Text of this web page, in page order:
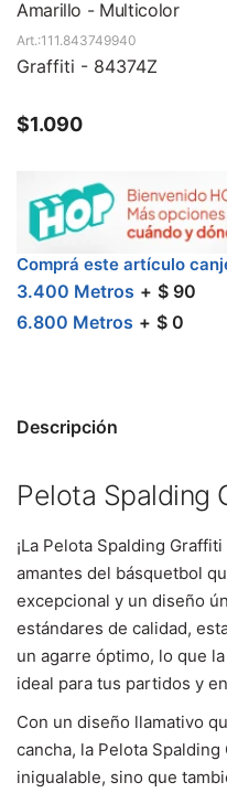
Amarillo - Multicolor
111.843749940
Graffiti - 84374Z
$1.090
Comprá este artículo
3.400 Metros $ 90
6.800 Metros $ 0
Descripción
Pelota Spalding
¡La Pelota Spalding
amantes del básquetbol
excepcional y un diseño
estándares de calidad,
un agarre óptimo, lo que
ideal para tus partidos y
Con un diseño llamativo
cancha, la Pelota
inigualable, sino que